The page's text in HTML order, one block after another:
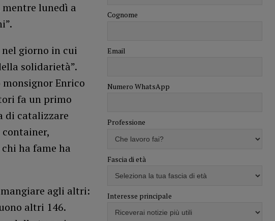
mentre lunedì a
giorno in cui
solidarietà”.
Enrico
fa un primo
di catalizzare
ha fame ha
agli altri:
altri 146.
Cognome
Email
Numero WhatsApp
Professione
Fascia di età
Interesse principale